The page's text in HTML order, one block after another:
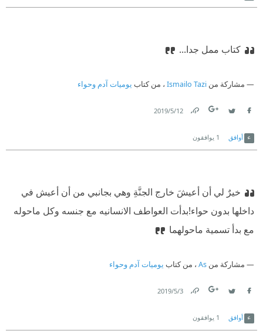
كتاب ممل جدا...
مشاركة من Ismailo Tazi ، من كتاب يوميات آدم وحواء
12‏/5‏/2019
أوافق 1 يوافقون
خيرٌ لي أن أعيشَ خارج الجنَّةِ وهي بجانبي من أن أعيش في
داخلها بدون حواء!بدأت العواطف الانسانيه مع جنسه وكل ماحوله
مع بدأ تسمية ماحولهما
مشاركة من As ، من كتاب يوميات آدم وحواء
3‏/5‏/2019
أوافق 1 يوافقون